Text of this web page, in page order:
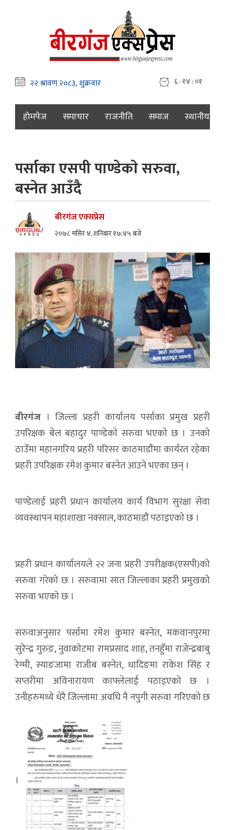
६ : १४ : ०२
होमपेज समाचार राजनीति समाज स्थानीय
पर्साका एसपी पाण्डेकाे सरुवा,
बस्नेत आउँदै
बीरगंज एक्सप्रेस
२०७८ मंसिर ४, शनिबार १७:४५ बजे
वीरगंज । जिल्ला प्रहरी कार्यालय पर्साका प्रमुख प्रहरी
उपरिक्षक बेल बहादुर पाण्डेकाे सरुवा भएकाे छ । उनकाे
ठाउँमा महानगरिय प्रहरी परिसर काठमाडाैंमा कार्यरत रहेका
प्रहरी उपरिक्षक रमेश कुमार बस्नेत आउने भएका छन् ।
पाण्डेलाई प्रहरी प्रधान कार्यालय कार्य विभाग सुरक्षा सेवा
व्यवस्थापन महाशाखा नक्साल, काठमाडाैं पठाइएकाे छ ।
प्रहरी प्रधान कार्यालयले २२ जना प्रहरी उपरीक्षक(एसपी)को
सरुवा गरेको छ । सरुवामा सात जिल्लाका प्रहरी प्रमुखको
सरुवा भएको छ ।
सरुवाअनुसार पर्सामा रमेश कुमार बस्नेत, मकवानपुरमा
सुरेन्द्र गुरुङ, नुवाकोटमा रामप्रसाद शाह, तनहुँमा राजेन्द्रबाबु
रेग्मी, स्याङजामा राजीब बस्नेत, धादिङमा राकेश सिंह र
सप्तरीमा अविनारायण काफ्लेलाई पठाइएको छ ।
उनीहरुमध्ये धेरै जिल्लामा अवधि नै नपुगी सरुवा गरिएको छ
।